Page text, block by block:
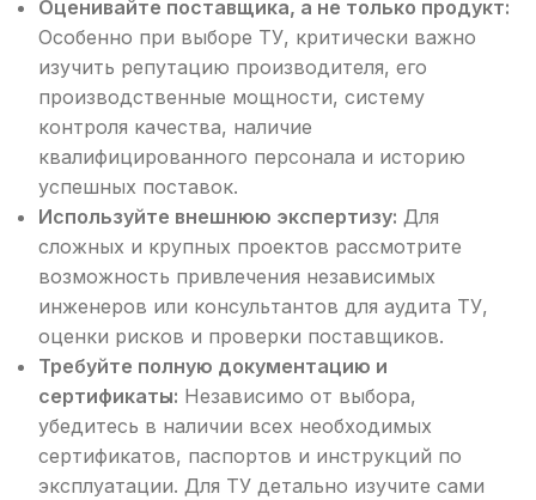
Оценивайте поставщика, а не только продукт:
Особенно при выборе ТУ, критически важно
изучить репутацию производителя, его
производственные мощности, систему
контроля качества, наличие
квалифицированного персонала и историю
успешных поставок.
Используйте внешнюю экспертизу: Для
сложных и крупных проектов рассмотрите
возможность привлечения независимых
инженеров или консультантов для аудита ТУ,
оценки рисков и проверки поставщиков.
Требуйте полную документацию и
сертификаты: Независимо от выбора,
убедитесь в наличии всех необходимых
сертификатов, паспортов и инструкций по
эксплуатации. Для ТУ детально изучите сами